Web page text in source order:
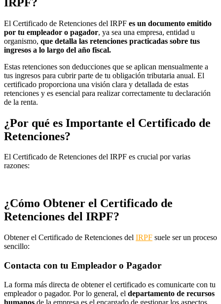
El Certificado de Retenciones del IRPF es un documento emitido
por tu empleador o pagador, ya sea una empresa, entidad u
organismo, que detalla las retenciones practicadas sobre tus
ingresos a lo largo del año fiscal.
Estas retenciones son deducciones que se aplican mensualmente a
tus ingresos para cubrir parte de tu obligación tributaria anual. El
certificado proporciona una visión clara y detallada de estas
retenciones y es esencial para realizar correctamente tu declaración
de la renta.
¿Por qué es Importante el Certificado de
Retenciones?
El Certificado de Retenciones del IRPF es crucial por varias
razones:
¿Cómo Obtener el Certificado de
Retenciones del IRPF?
Obtener el Certificado de Retenciones del IRPF suele ser un proceso
sencillo:
Contacta con tu Empleador o Pagador
La forma más directa de obtener el certificado es comunicarte con tu
empleador o pagador. Por lo general, el departamento de recursos
humanos de la empresa es el encargado de gestionar los aspectos